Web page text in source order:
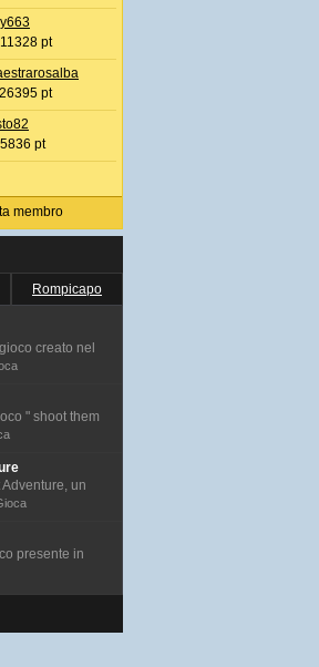
pt
pt
pt
membro
Rompicapo
creato nel
" shoot them
un
presente in